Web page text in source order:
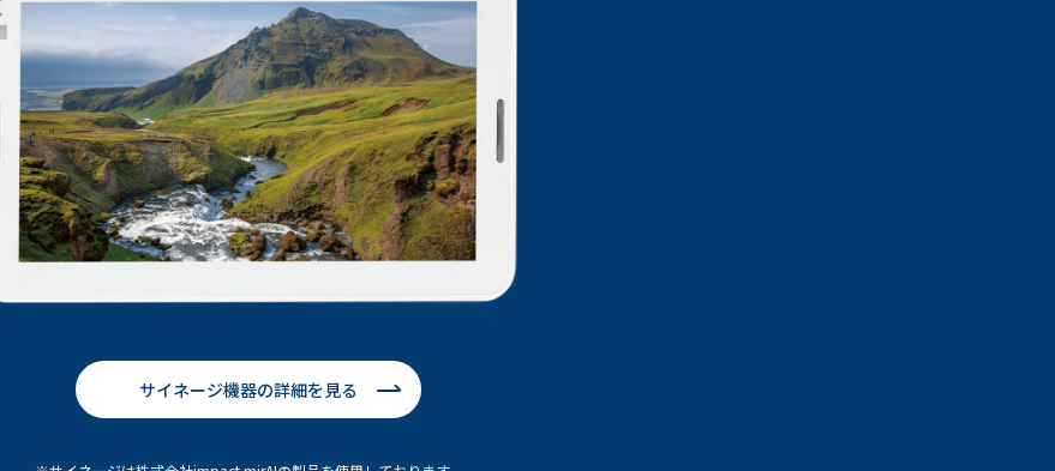
サイネージ機器の詳細を見る